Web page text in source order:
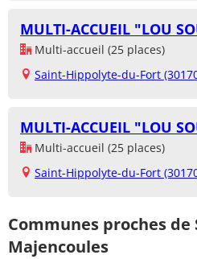
MULTI-ACCUEIL "LOU
Multi-accueil (25 places)
Saint-Hippolyte-du-Fort
MULTI-ACCUEIL "LOU
Multi-accueil (25 places)
Saint-Hippolyte-du-Fort
Communes proches
Majencoules